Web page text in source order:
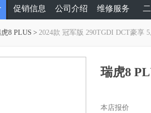
促销信息 公司介绍 维修服务
8 PLUS > 2024款 冠军版 290TGDI DCT豪享
瑞虎8
本店报价